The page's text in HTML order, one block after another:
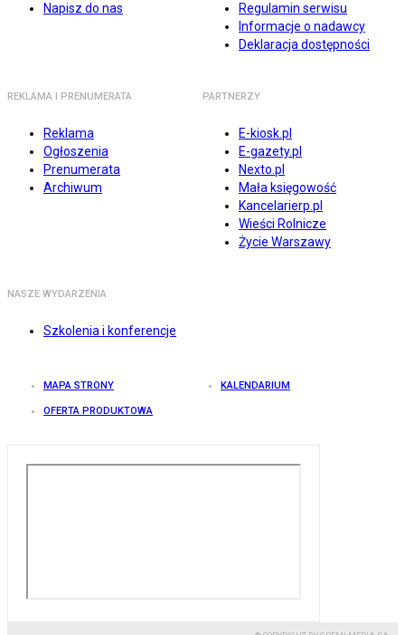
Napisz do nas
Regulamin serwisu
Informacje o nadawcy
Deklaracja dostępności
REKLAMA I PRENUMERATA
Reklama
Ogłoszenia
Prenumerata
Archiwum
PARTNERZY
E-kiosk.pl
E-gazety.pl
Nexto.pl
Mała księgowość
Kancelarierp.pl
Wieści Rolnicze
Życie Warszawy
NASZE WYDARZENIA
Szkolenia i konferencje
MAPA STRONY KALENDARIUM
OFERTA PRODUKTOWA